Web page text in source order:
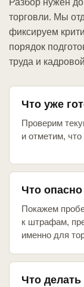
Разбор нужен
торговли. Мы
фиксируем
порядок
труда и
Что уже
Проверим
и отметим,
Что опасно
Покажем
к штрафам,
именно для
Что